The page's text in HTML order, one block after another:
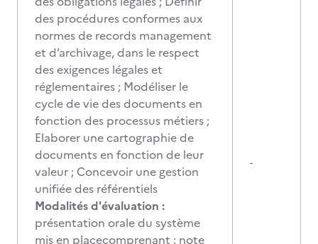
des procédures conformes aux
normes de records management
et d’archivage, dans le respect
des exigences légales et
réglementaires ; Modéliser le
cycle de vie des documents en
fonction des processus métiers ;
Elaborer une cartographie de
documents en fonction de leur
valeur ; Concevoir une gestion
unifiée des référentiels
Modalités d'évaluation :
présentation orale du système
mis en placecomprenant : note
-